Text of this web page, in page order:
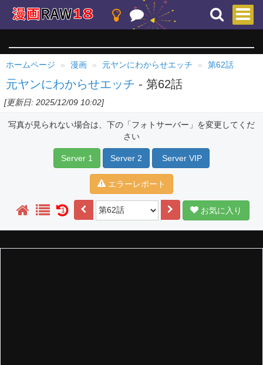
ホームページ 漫画 元ヤンにわからせエッチ 第62話
元ヤンにわからせエッチ - 第62話
[更新日: 2025/12/09 10:02]
写真が見られない場合は、下の「フォトサーバー」を変更してくだ
さい
Server 1 Server 2 Server VIP
エラーレポート
1 お気に入り